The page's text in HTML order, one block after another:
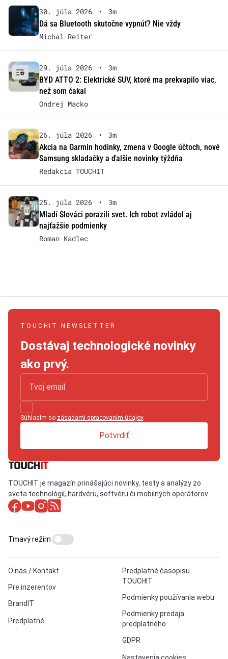
30. júla 2026 •
3m
Dá sa Bluetooth skutočne vypnúť? Nie vždy
Michal Reiter
29. júla 2026 •
3m
BYD ATTO 2: Elektrické SUV, ktoré ma prekvapilo viac,
než som čakal
Ondrej Macko
26. júla 2026 •
3m
Akcia na Garmin hodinky, zmena v Google účtoch, nové
Samsung skladačky a ďalšie novinky týždňa
Redakcia TOUCHIT
25. júla 2026 •
3m
Mladí Slováci porazili svet. Ich robot zvládol aj
najťažšie podmienky
Roman Kadlec
TOUCHIT NEWSLETTER
Dostávaj technologické novinky
ako prvý.
Súhlasím so zásadami spracovaním údajov.
Potvrdiť
TOUCHIT je magazín prinášajúci novinky, testy a analýzy zo
sveta technológií, hardvéru, softvéru či mobilných operátorov.
O nás / Kontakt
Pre inzerentov
BrandIT
Predplatné
Predplatné časopisu
TOUCHIT
Podmienky používania webu
Podmienky predaja
predplatného
GDPR
Tmavý režim